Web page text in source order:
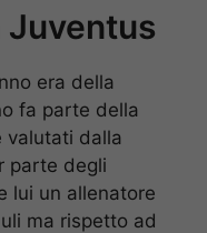
Juventus
era della
fa parte della
valutati dalla
parte degli
lui un allenatore
ma rispetto ad